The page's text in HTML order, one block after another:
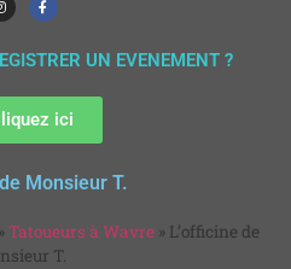
UN EVENEMENT ?
ici
Monsieur T.
»Tatoueurs à Wavre » L’officine de
T.